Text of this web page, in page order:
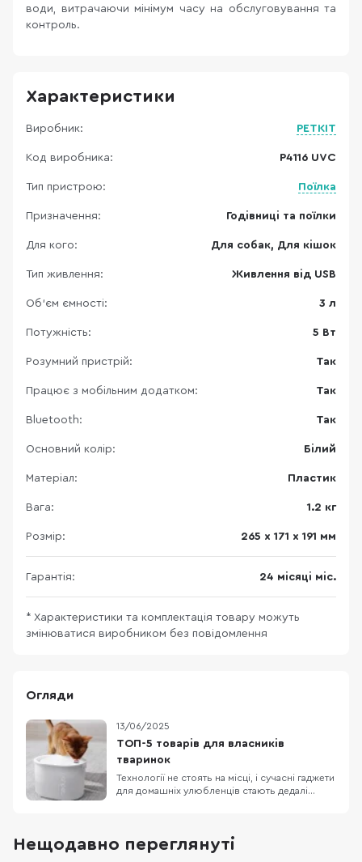
води, витрачаючи мінімум часу на обслуговування та
контроль.
Характеристики
Виробник: PETKIT
Код виробника: P4116 UVC
Тип пристрою: Поїлка
Призначення: Годівниці та поїлки
Для кого: Для собак, Для кішок
Тип живлення: Живлення від USB
Об'єм ємності: 3 л
Потужність: 5 Вт
Розумний пристрій: Так
Працює з мобільним додатком: Так
Bluetooth: Так
Основний колір: Білий
Матеріал: Пластик
Вага: 1.2 кг
Розмір: 265 х 171 х 191 мм
Гарантія: 24 місяці міс.
* Характеристики та комплектація товару можуть
змінюватися виробником без повідомлення
Огляди
13/06/2025
ТОП-5 товарів для власників
тваринок
Технології не стоять на місці, і сучасні гаджети
для домашніх улюбленців стають дедалі
розваги, ось п’ять пристроїв, які варто мати
вдома. 1. Uahpet Glow Wireless Pet Fountain —
Нещодавно переглянуті